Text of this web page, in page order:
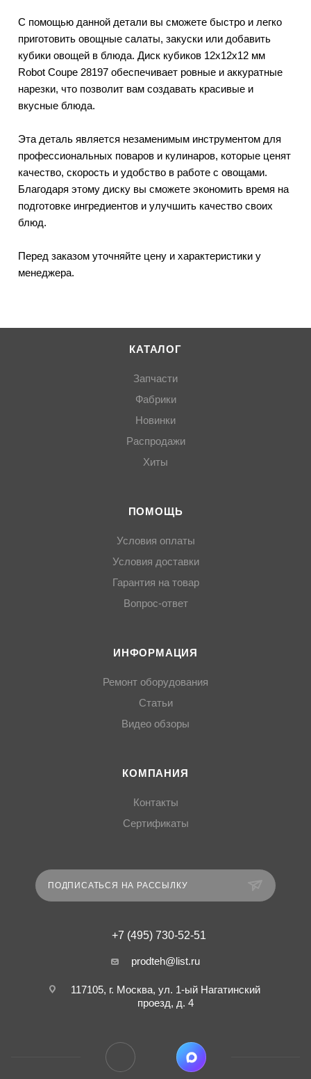
С помощью данной детали вы сможете быстро и легко
приготовить овощные салаты, закуски или добавить
кубики овощей в блюда. Диск кубиков 12х12х12 мм
Robot Coupe 28197 обеспечивает ровные и аккуратные
нарезки, что позволит вам создавать красивые и
вкусные блюда.
Эта деталь является незаменимым инструментом для
профессиональных поваров и кулинаров, которые ценят
качество, скорость и удобство в работе с овощами.
Благодаря этому диску вы сможете экономить время на
подготовке ингредиентов и улучшить качество своих
блюд.
Перед заказом уточняйте цену и характеристики у
менеджера.
КАТАЛОГ
Запчасти
Фабрики
Новинки
Распродажи
Хиты
ПОМОЩЬ
Условия оплаты
Условия доставки
Гарантия на товар
Вопрос-ответ
ИНФОРМАЦИЯ
Ремонт оборудования
Статьи
Видео обзоры
КОМПАНИЯ
Контакты
Сертификаты
ПОДПИСАТЬСЯ НА РАССЫЛКУ
+7 (495) 730-52-51
prodteh@list.ru
117105, г. Москва, ул. 1-ый Нагатинский
проезд, д. 4